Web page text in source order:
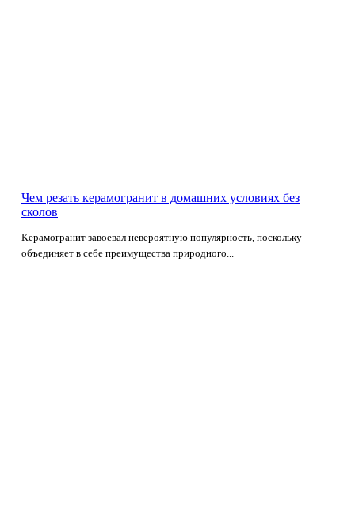
Чем резать керамогранит в домашних условиях без
сколов
Керамогранит завоевал невероятную популярность, поскольку
объединяет в себе преимущества природного...